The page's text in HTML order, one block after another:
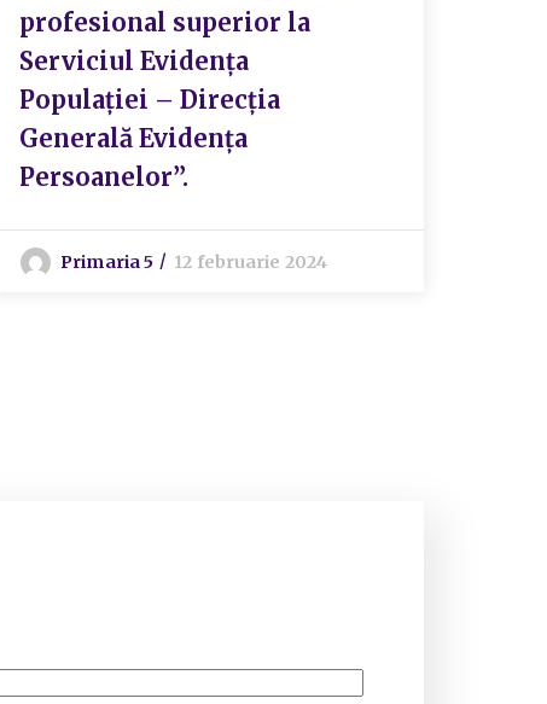
profesional superior la
Serviciul Evidența
Populației – Direcția
Generală Evidența
Persoanelor”.
Primaria 5 12 februarie 2024